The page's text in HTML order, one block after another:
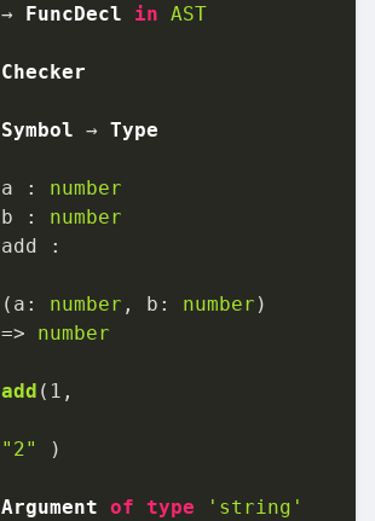
→ FuncDecl in AST
Checker
Symbol → Type
a : number
b : number
add :
( a: number , b: number )
=>
number
add ( 1 ,
"2" )
Argument of type
'string'